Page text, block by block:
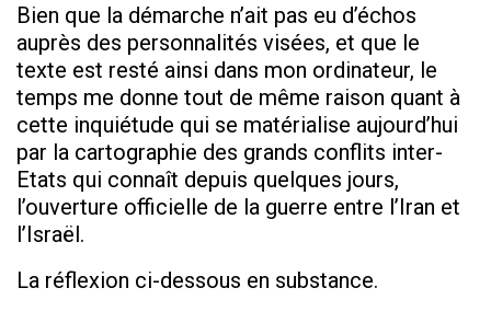
Bien que la démarche n’ait pas eu d’échos
auprès des personnalités visées, et que le
texte est resté ainsi dans mon ordinateur, le
temps me donne tout de même raison quant à
cette inquiétude qui se matérialise aujourd’hui
par la cartographie des grands conflits inter-
Etats qui connaît depuis quelques jours,
l’ouverture officielle de la guerre entre l’Iran et
l’Israël.
La réflexion ci-dessous en substance.